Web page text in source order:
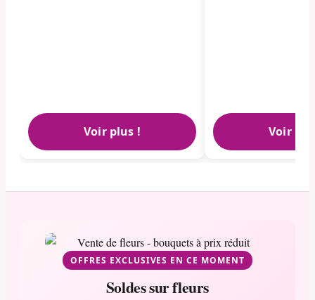
Voir plus ! Voir
OFFRES EXCLUSIVES EN CE MOMENT
Soldes sur fleurs